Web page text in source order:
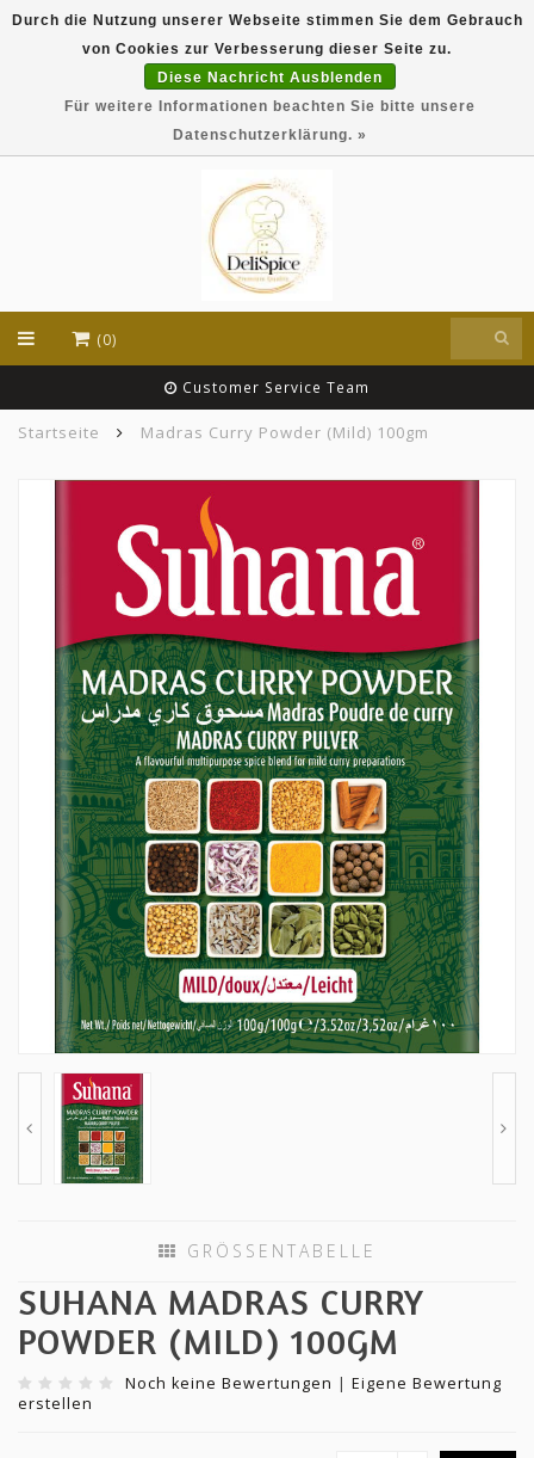
DeliSpice is your online Indian grocery shop with
exclusive brands like Daawat, Suhana, DeliSpice
and many more !!!
(0)
Customer Service Team
Startseite Madras Curry Powder (Mild) 100gm
GRÖSSENTABELLE
SUHANA MADRAS CURRY
POWDER (MILD) 100GM
Noch keine Bewertungen | Eigene Bewertung
erstellen
Durch die Nutzung unserer Webseite stimmen Sie dem Gebrauch
von Cookies zur Verbesserung dieser Seite zu.
Diese Nachricht Ausblenden
Für weitere Informationen beachten Sie bitte unsere
Datenschutzerklärung. »